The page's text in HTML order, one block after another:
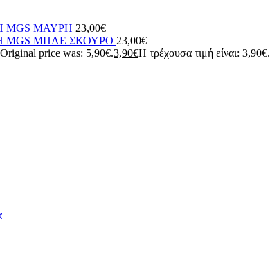
MGS ΜΑΥΡΗ 23,00€
MGS ΜΠΛΕ ΣΚΟΥΡΟ 23,00€
Original price was: 5,90€.3,90€Η τρέχουσα τιμή είναι: 3,90€.